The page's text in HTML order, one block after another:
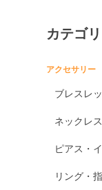
カテゴ
アクセサリー
ブレスレ
ネックレス
ピアス・
リング・